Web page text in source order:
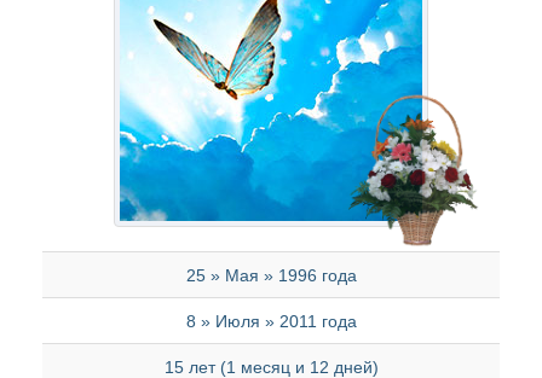
25 » Мая » 1996 года
8 » Июля » 2011 года
15 лет (1 месяц и 12 дней)